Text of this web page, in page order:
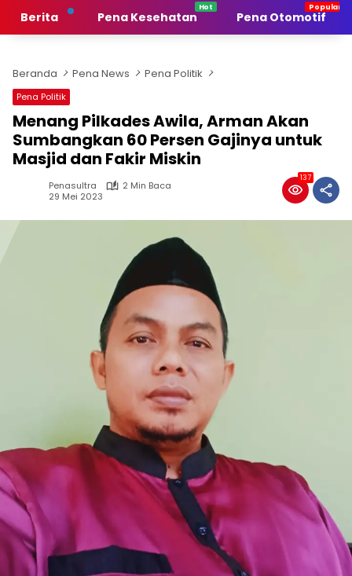
Berita Pena Kesehatan Pena Otomotif
Beranda Pena News Pena Politik
Pena Politik
Menang Pilkades Awila, Arman Akan
Sumbangkan 60 Persen Gajinya untuk
Masjid dan Fakir Miskin
Penasultra
2 Min Baca
29 Mei 2023
137